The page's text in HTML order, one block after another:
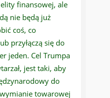
finansowej, ale
nie będą już
coś, co
przyłączą się do
jeden. Cel Trumpa
jest taki, aby
do
towarowej